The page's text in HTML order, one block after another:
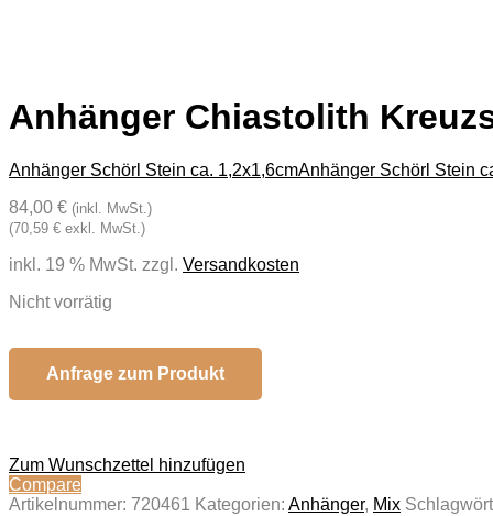
Anhänger Chiastolith
Anhänger Schörl Stein ca. 1,2x1,6cmAnhänger Schörl Stein
84,00 € (inkl. MwSt.)
(70,59 € exkl. MwSt.)
inkl. 19 % MwSt. zzgl. Versandkosten
Nicht vorrätig
Anfrage zum Produkt
Zum Wunschzettel hinzufügen
Compare
Artikelnummer: 720461 Kategorien: Anhänger, Mix